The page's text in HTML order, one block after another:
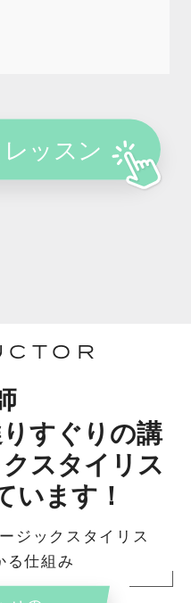
すぐりの講
スタイリス
います！
ジックスタイリス
る仕組み